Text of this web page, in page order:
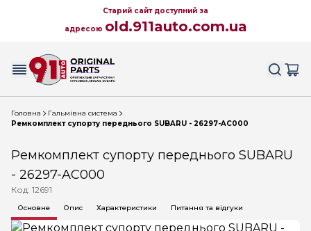
Старий сайт доступний за
адресою old.911auto.com.ua
Головна
Гальмівна система
Ремкомплект супорту переднього SUBARU - 26297-AC000
Ремкомплект супорту переднього SUBARU
- 26297-AC000
Код: 12691
Основне Опис Характеристики Питання та відгуки